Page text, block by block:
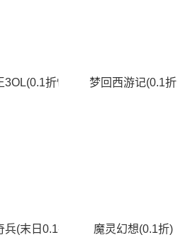
版)
3OL(0.1折怀旧服)梦回西游记(0.1折
连抽）)
兵(末日0.1折) 魔灵幻想(0.1折)